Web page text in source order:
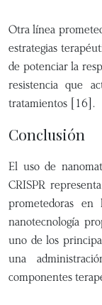
Otra línea
estrategias
de potenciar la
resistencia que
tratamientos [16].
Conclusión
El uso de
CRISPR
prometedoras
nanotecnología
uno de los
una
componentes